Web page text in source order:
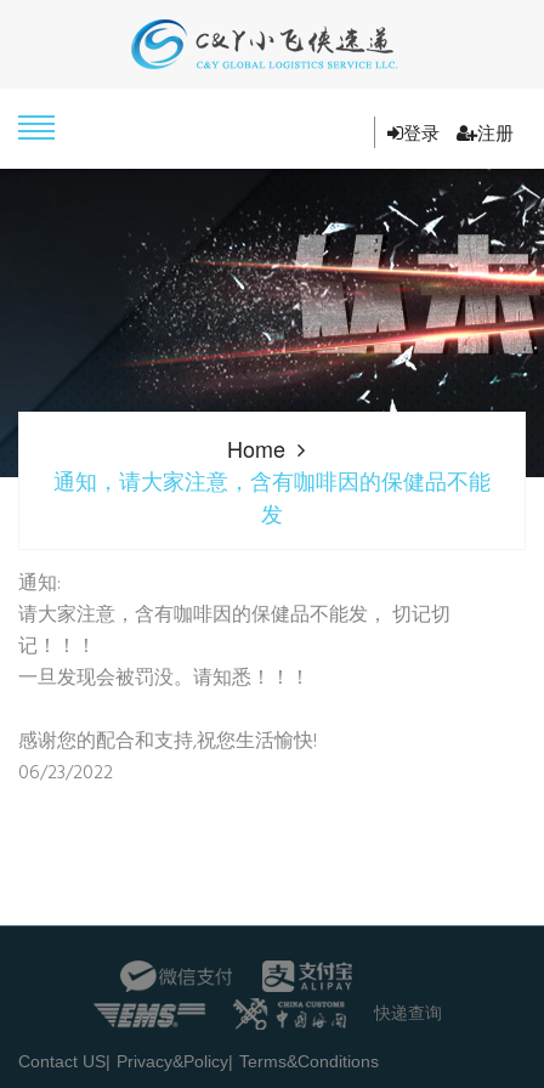
登录 注册
Home
通知，请大家注意，含有咖啡因的保健品不能
发
通知:
请大家注意，含有咖啡因的保健品不能发， 切记切
记！！！
一旦发现会被罚没。请知悉！！！
感谢您的配合和支持,祝您生活愉快!
06/23/2022
快递查询
Contact US| Privacy&Policy| Terms&Conditions